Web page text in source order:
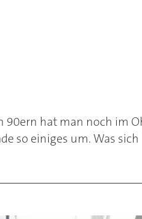
hat man noch im
einiges um. Was sich